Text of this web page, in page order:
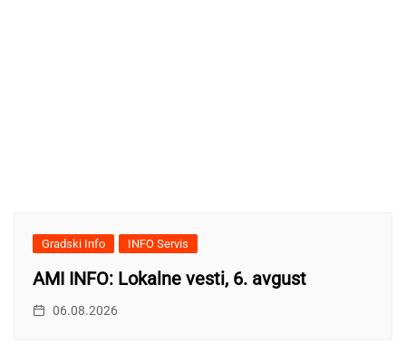
Gradski Info INFO Servis
AMI INFO: Lokalne vesti, 6. avgust
06.08.2026